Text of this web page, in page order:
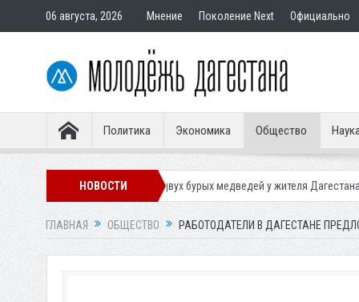
06 августа, 2026 Мнение Поколение Next Официально
Политика Экономика Общество
НОВОСТИ
двух бурых медведей у жителя Дагестана
ГЛАВНАЯ ОБЩЕСТВО РАБОТОДАТЕЛИ В ДАГЕСТАНЕ